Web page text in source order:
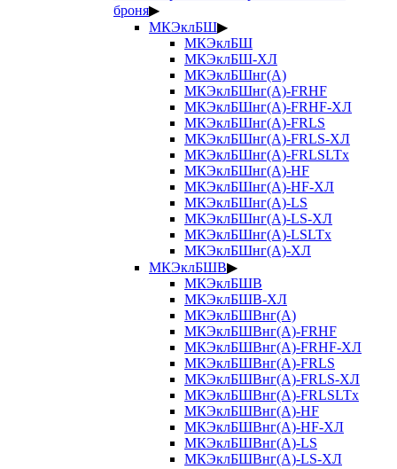
броня▶
МКЭклБШ▶
МКЭклБШ
МКЭклБШ-ХЛ
МКЭклБШнг(А)
МКЭклБШнг(А)-FRHF
МКЭклБШнг(А)-FRHF-ХЛ
МКЭклБШнг(А)-FRLS
МКЭклБШнг(А)-FRLS-ХЛ
МКЭклБШнг(А)-FRLSLTx
МКЭклБШнг(А)-HF
МКЭклБШнг(А)-HF-ХЛ
МКЭклБШнг(А)-LS
МКЭклБШнг(А)-LS-ХЛ
МКЭклБШнг(А)-LSLTx
МКЭклБШнг(А)-ХЛ
МКЭклБШВ▶
МКЭклБШВ
МКЭклБШВ-ХЛ
МКЭклБШВнг(А)
МКЭклБШВнг(А)-FRHF
МКЭклБШВнг(А)-FRHF-ХЛ
МКЭклБШВнг(А)-FRLS
МКЭклБШВнг(А)-FRLS-ХЛ
МКЭклБШВнг(А)-FRLSLTx
МКЭклБШВнг(А)-HF
МКЭклБШВнг(А)-HF-ХЛ
МКЭклБШВнг(А)-LS
МКЭклБШВнг(А)-LS-ХЛ